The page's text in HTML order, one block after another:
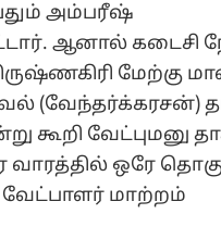
அம்பரீஷ்
ஆனால் கடைசி
மேற்கு
(வேந்தர்க்கரசன்)
கூறி வேட்புமனு
வாரத்தில் ஒரே
வேட்பாளர் மாற்றம்